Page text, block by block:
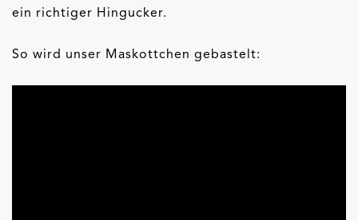
ein richtiger Hingucker.
So wird unser Maskottchen gebastelt: